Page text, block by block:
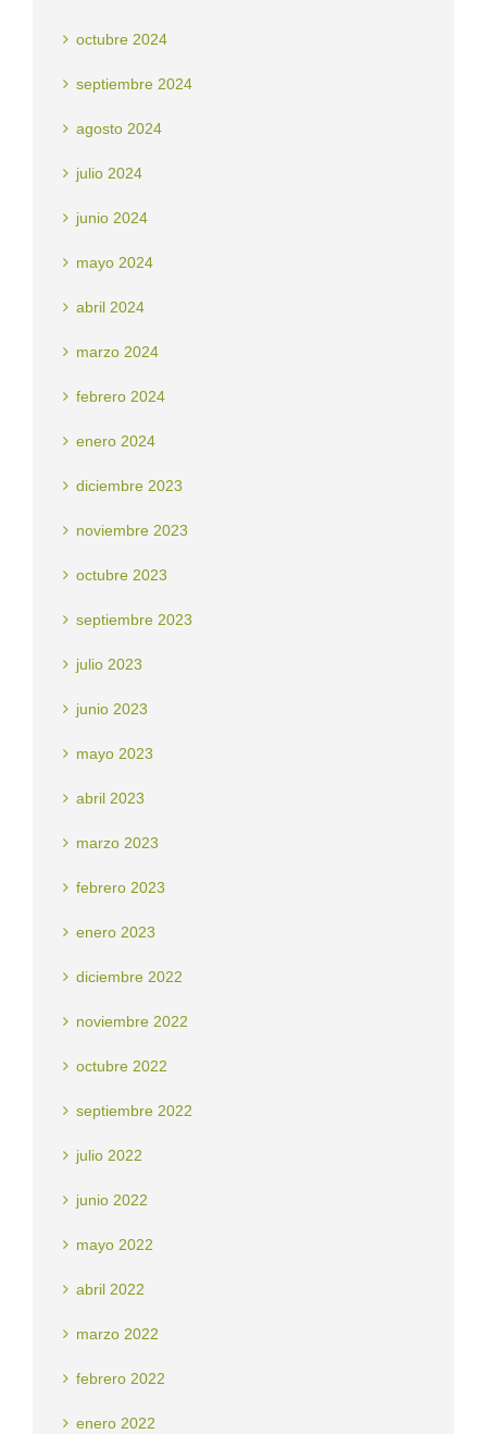
octubre 2024
septiembre 2024
agosto 2024
julio 2024
junio 2024
mayo 2024
abril 2024
marzo 2024
febrero 2024
enero 2024
diciembre 2023
noviembre 2023
octubre 2023
septiembre 2023
julio 2023
junio 2023
mayo 2023
abril 2023
marzo 2023
febrero 2023
enero 2023
diciembre 2022
noviembre 2022
octubre 2022
septiembre 2022
julio 2022
junio 2022
mayo 2022
abril 2022
marzo 2022
febrero 2022
enero 2022